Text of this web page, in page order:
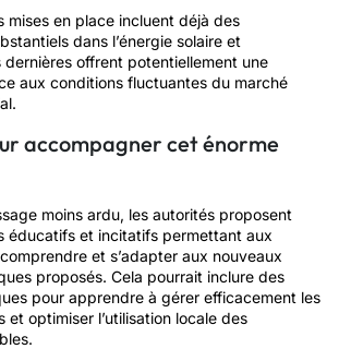
mises en place incluent déjà des
dans l’énergie solaire et
dernières offrent potentiellement une
aux conditions fluctuantes du marché
accompagner cet énorme
moins ardu, les autorités proposent
éducatifs et incitatifs permettant aux
et s’adapter aux nouveaux
proposés. Cela pourrait inclure des
pour apprendre à gérer efficacement les
et optimiser l’utilisation locale des